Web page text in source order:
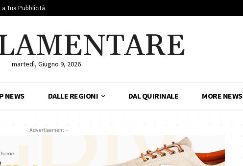
Tua Pubblicità
martedì, Giugno 9, 2026
NEWS DALLE REGIONI DAL QUIRINALE MORE NEWS
- Advertisement -